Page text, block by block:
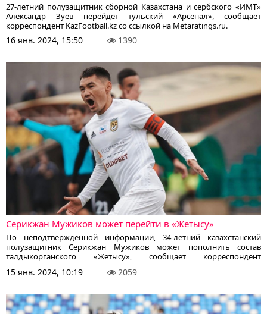
27-летний полузащитник сборной Казахстана и сербского «ИМТ»
Александр Зуев перейдёт тульский «Арсенал», сообщает
корреспондент KazFootball.kz со ссылкой на Metaratings.ru.
16 янв. 2024, 15:50 1390
Серикжан Мужиков может перейти в «Жетысу»
По неподтвержденной информации, 34-летний казахстанский
полузащитник Серикжан Мужиков может пополнить состав
талдыкорганского «Жетысу», сообщает корреспондент
15 янв. 2024, 10:19 2059